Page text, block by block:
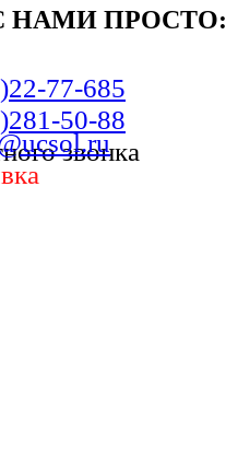
НАМИ ПРОСТО:
77-685
50-88
звонка